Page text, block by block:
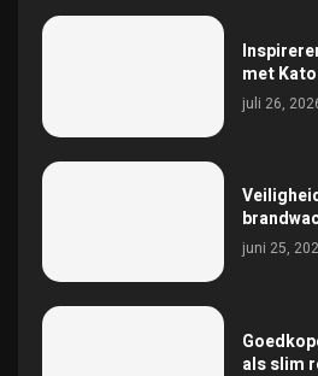
met
juli 26,
juni 25,
als slim